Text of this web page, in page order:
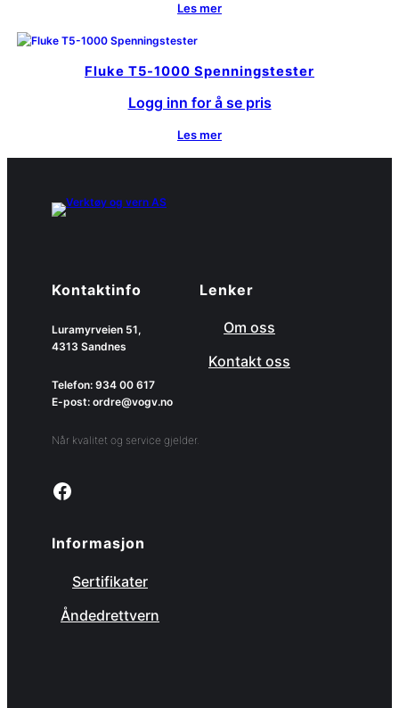
Les mer
Fluke T5-1000 Spenningstester
Logg inn for å se pris
Les mer
Kontaktinfo
Luramyrveien 51,
4313 Sandnes
Telefon: 934 00 617
E-post: ordre@vogv.no
Når kvalitet og service gjelder.
Link to facebook page
Lenker
Om oss
Kontakt oss
Informasjon
Sertifikater
Åndedrettvern